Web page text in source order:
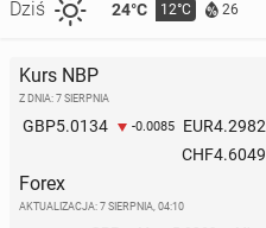
Dziś 24°C 12°C 26
Kurs NBP
Z DNIA: 7 SIERPNIA
GBP5.0134 -0.0085 EUR4.2982
CHF4.6049
Forex
AKTUALIZACJA: 7 SIERPNIA, 04:10